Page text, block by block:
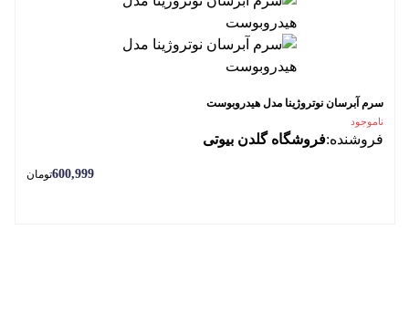
سرم آبرسان نوتروژینا مدل هیدروبوست
ناموجود
فروشنده:فروشگاه گلدن بیوتی
600,999تومان